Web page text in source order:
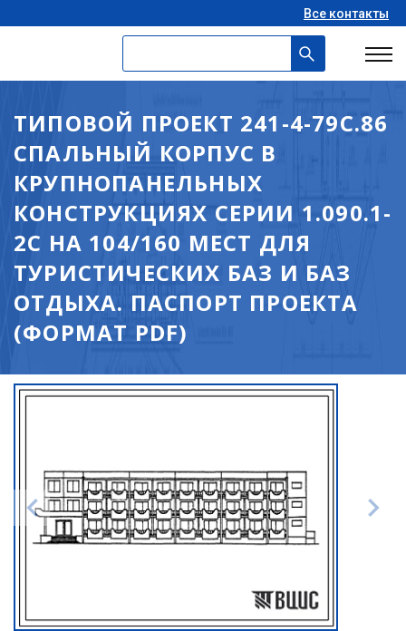
Все контакты
ТИПОВОЙ ПРОЕКТ 241-4-79С.86
СПАЛЬНЫЙ КОРПУС В
КРУПНОПАНЕЛЬНЫХ
КОНСТРУКЦИЯХ СЕРИИ 1.090.1-
2С НА 104/160 МЕСТ ДЛЯ
ТУРИСТИЧЕСКИХ БАЗ И БАЗ
ОТДЫХА. ПАСПОРТ ПРОЕКТА
(ФОРМАТ PDF)